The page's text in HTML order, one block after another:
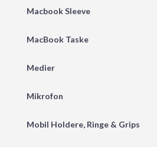
Macbook Sleeve
MacBook Taske
Medier
Mikrofon
Mobil Holdere, Ringe & Grips